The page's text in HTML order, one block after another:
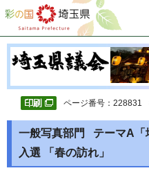
彩の国 埼玉県
ページ番号：228831
一般写真部門 テーマA「
入選 「春の訪れ」